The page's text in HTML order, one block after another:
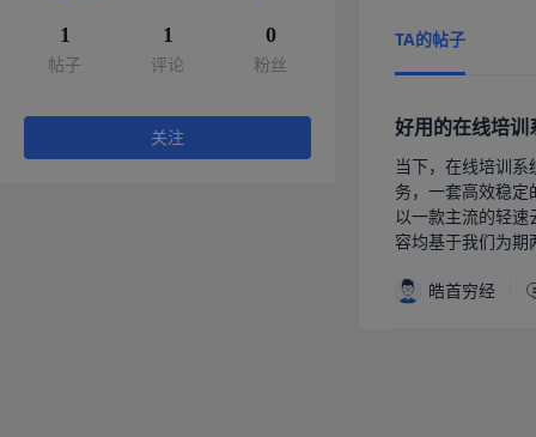
1
帖子
1
评论
0
粉丝
关注
TA的帖子
好用的在线培
当下，在线培训
务，一套高效稳
以一款主流的轻
容均基于我们为
皓首穷经